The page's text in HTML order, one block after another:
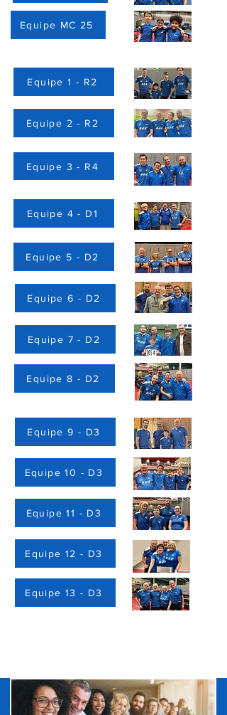
Equipe MC 25
Equipe 1 - R2
Equipe 2 - R2
Equipe 3 - R4
Equipe 4 - D1
Equipe 5 - D2
Equipe 6 - D2
Equipe 7 - D2
Equipe 8 - D2
Equipe 9 - D3
Equipe 10 - D3
Equipe 11 - D3
Equipe 12 - D3
Equipe 13 - D3